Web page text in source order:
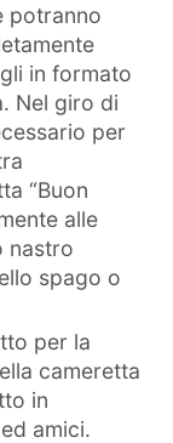
potranno
in formato
Nel giro di
per
“Buon
alle
nastro
spago o
per la
cameretta
in
amici.